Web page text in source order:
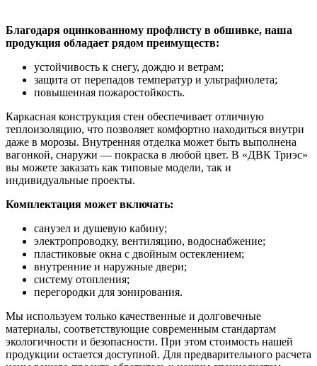
Благодаря оцинкованному профлисту в обшивке, наша
продукция обладает рядом преимуществ:
устойчивость к снегу, дождю и ветрам;
защита от перепадов температур и ультрафиолета;
повышенная пожаростойкость.
Каркасная конструкция стен обеспечивает отличную
теплоизоляцию, что позволяет комфортно находиться внутри
даже в морозы. Внутренняя отделка может быть выполнена
вагонкой, снаружи — покраска в любой цвет. В «ДВК Триэс»
вы можете заказать как типовые модели, так и
индивидуальные проекты.
Комплектация может включать:
санузел и душевую кабину;
электропроводку, вентиляцию, водоснабжение;
пластиковые окна с двойным остеклением;
внутренние и наружные двери;
систему отопления;
перегородки для зонирования.
Мы используем только качественные и долговечные
материалы, соответствующие современным стандартам
экологичности и безопасности. При этом стоимость нашей
продукции остается доступной. Для предварительного расчета